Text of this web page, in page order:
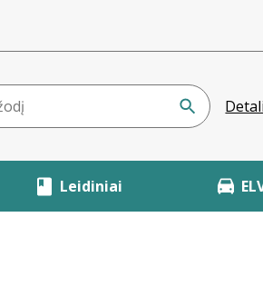
Leidiniai